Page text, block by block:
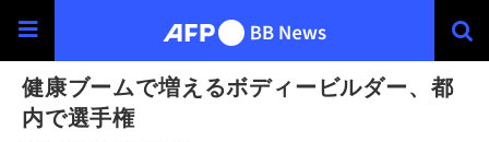
健康ブームで増えるボディービルダー、都
内で選手権